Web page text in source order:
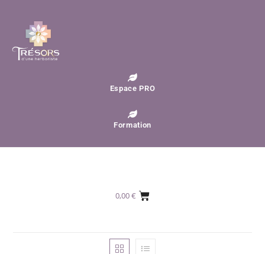
Espace PRO
Formation
0,00€